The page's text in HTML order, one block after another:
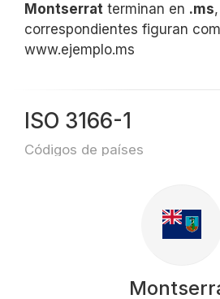
Montserrat terminan en .ms
correspondientes figuran
www.ejemplo.ms
ISO 3166-1
Códigos de países